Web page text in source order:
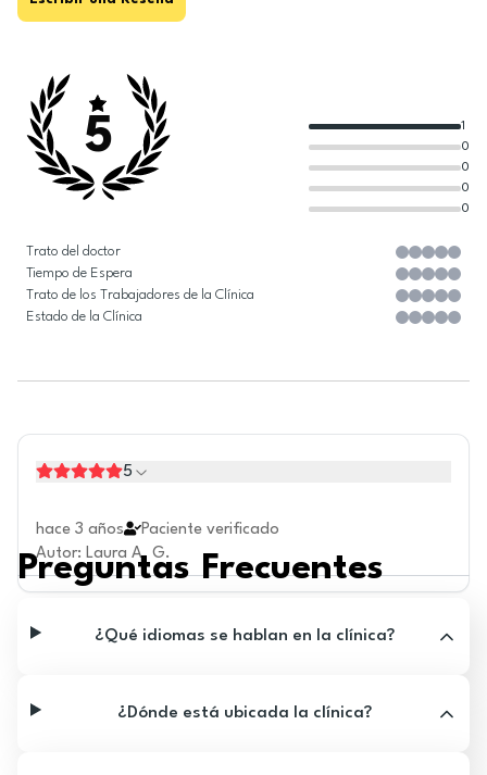
5
0
0
0
0
1
Trato del doctor
Tiempo de Espera
Trato de los Trabajadores de la Clínica
Estado de la Clínica
5
hace 3 años
Paciente verificado
Autor: Laura A. G.
Preguntas Frecuentes
¿Qué idiomas se hablan en la clínica?
¿Dónde está ubicada la clínica?